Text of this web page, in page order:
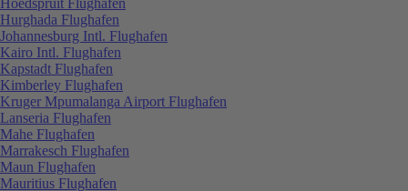
Hurghada Flughafen
Johannesburg Intl. Flughafen
Kairo Intl. Flughafen
Kapstadt Flughafen
Kimberley Flughafen
Kruger Mpumalanga Airport Flughafen
Lanseria Flughafen
Mahe Flughafen
Marrakesch Flughafen
Maun Flughafen
Mauritius Flughafen